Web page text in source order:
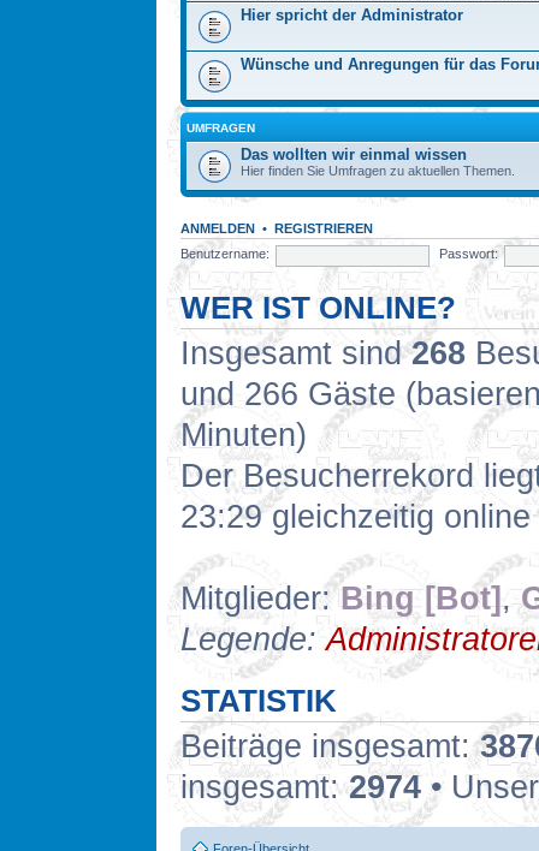
Hier spricht der Administrator
Wünsche und Anregungen für das
UMFRAGEN
Das wollten wir einmal wissen
Hier finden Sie Umfragen zu aktuellen Themen.
ANMELDEN • REGISTRIEREN
Benutzername:
Passwort:
WER IST ONLINE?
Insgesamt sind268
und 266 Gäste
Minuten)
Der Besucherrekord
23:29 gleichzeitig
Mitglieder:Bing [Bot],
Legende:
STATISTIK
Beiträge insgesamt:
insgesamt:2974 •